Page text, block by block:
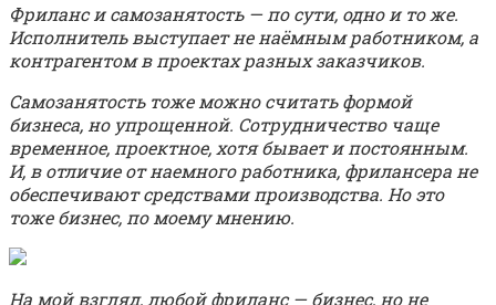
Фриланс и самозанятость — по сути, одно и то же.
Исполнитель выступает не наёмным работником, а
контрагентом в проектах разных заказчиков.
Самозанятость тоже можно считать формой
бизнеса, но упрощенной. Сотрудничество чаще
временное, проектное, хотя бывает и постоянным.
И, в отличие от наемного работника, фрилансера не
обеспечивают средствами производства. Но это
тоже бизнес, по моему мнению.
На мой взгляд, любой фриланс — бизнес, но не